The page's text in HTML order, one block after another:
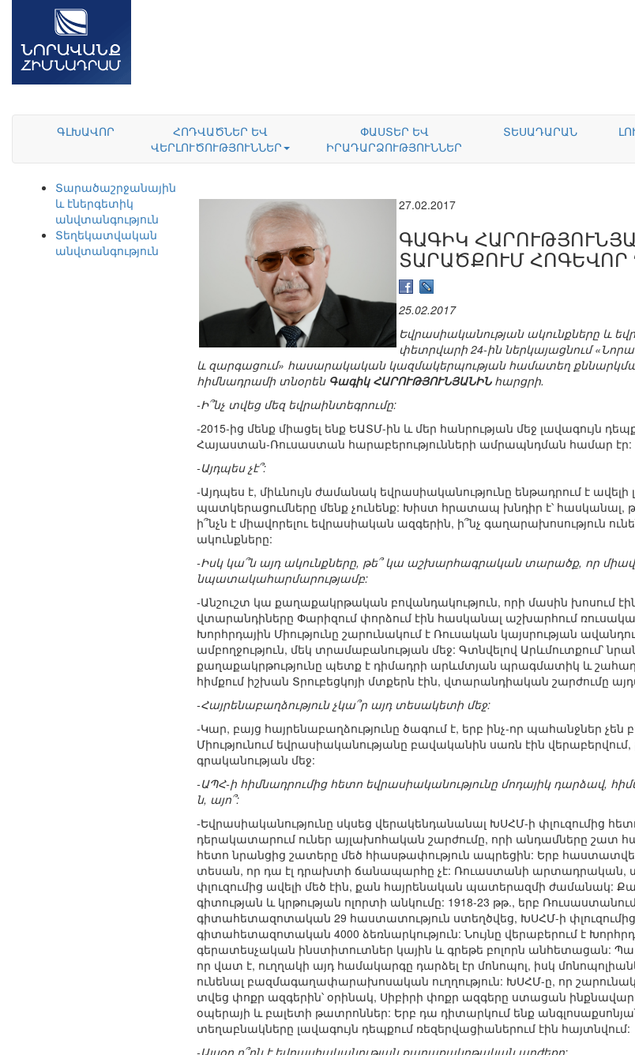
ԳԼԽԱՎՈՐ
ՀՈԴՎԱԾՆԵՐ ԵՎ
ՎԵՐԼՈՒԾՈՒԹՅՈՒՆՆԵՐ
ՓԱՍՏԵՐ ԵՎ
ԻՐԱԴԱՐՁՈՒԹՅՈՒՆՆԵՐ
ՏԵՍԱԴԱՐԱՆ
Տարածաշրջանային
և էներգետիկ
անվտանգություն
Տեղեկատվական
անվտանգություն
27.02.2017
ԳԱԳԻԿ
ՏԱՐԱԾՔՈՒՄ
25.02.2017
Եվրասիականության ակունքները և
փետրվարի 24-ին ներկայացնում
և զարգացում» հասարակական կազմակերպության համատեղ
հիմնադրամի տնօրեն Գագիկ ՀԱՐՈՒԹՅՈՒՆՅԱՆԻՆհարցրի.
-Ի՞նչ տվեց մեզ եվրաինտեգրումը:
-2015-ից մենք միացել ենք ԵԱՏՄ-ին և մեր հանրության մեջ լավագույն
Հայաստան-Ռուսաստան հարաբերությունների ամրապնդման համար էր:
-Այդպես չէ՞:
-Այդպես է, միևնույն ժամանակ եվրասիականությունը ենթադրում է ավելի
պատկերացումները մենք չունենք: Խիստ հրատապ խնդիր է՝ հասկանալ,
ի՞նչն է միավորելու եվրասիական ազգերին, ի՞նչ գաղարախոսություն
ակունքները:
-Իսկ կա՞ն այդ ակունքները, թե՞ կա աշխարհագրական տարածք, որ
նպատակահարմարությամբ:
-Անշուշտ կա քաղաքակրթական բովանդակություն, որի մասին խոսում
վտարանդիները Փարիզում փորձում էին հասկանալ աշխարհում
Խորհրդային Միությունը շարունակում է Ռուսական կայսրության
ամբողջություն, մեկ տրամաբանության մեջ: Գտնվելով Արևմուտքում՝
քաղաքակրթությունը պետք է դիմադրի արևմտյան պրագմատիկ և
հիմքում իշխան Տրուբեցկոյի մտքերն էին, վտարանդիական շարժումը
-Հայրենաբաղձություն չկա՞ր այդ տեսակետի մեջ:
-Կար, բայց հայրենաբաղձությունը ծագում է, երբ ինչ-որ պահանջներ
Միությունում եվրասիականությանը բավականին սառն էին վերաբերվում,
գրականության մեջ:
-ԱՊՀ-ի հիմնադրումից հետո եվրասիականությունը մոդայիկ դարձավ,
ն, այո՞:
-Եվրասիականությունը սկսեց վերակենդանանալ ԽՍՀՄ-ի փլուզումից
դերակատարում ուներ այլախոհական շարժումը, որի անդամները շատ
հետո նրանցից շատերը մեծ հիասթափություն ապրեցին: Երբ
տեսան, որ դա էլ դրախտի ճանապարհը չէ: Ռուաստանի արտադրական,
փլուզումից ավելի մեծ էին, քան հայրենական պատերազմի ժամանակ:
գիտության և կրթության ոլորտի անկումը: 1918-23 թթ., երբ
գիտահետազոտական 29 հաստատություն ստեղծվեց, ԽՍՀՄ-ի
գիտահետազոտական 4000 ձեռնարկություն: Նույնը վերաբերում է
գերատեսչական ինստիտուտներ կային և գրեթե բոլորն անհետացան:
որ վատ է, ուղղակի այդ համակարգը դարձել էր մոնոպոլ, իսկ
ունենալ բազմագաղափարախոսական ուղղություն: ԽՍՀՄ-ը, որ
տվեց փոքր ազգերին՝ օրինակ, Սիբիրի փոքր ազգերը ստացան
օպերայի և բալետի թատրոններ: Երբ դա դիտարկում ենք անգլոսաքսոնյան
տեղաբնակները լավագույն դեպքում ռեզերվացիաներում էին հայտնվում: